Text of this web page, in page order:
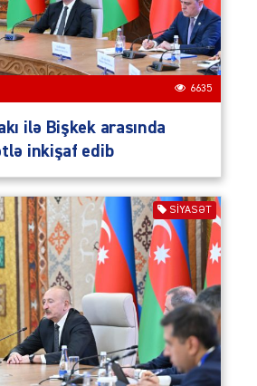
6635
ilə Bişkek arasında
inkişaf edib
SIYASƏT